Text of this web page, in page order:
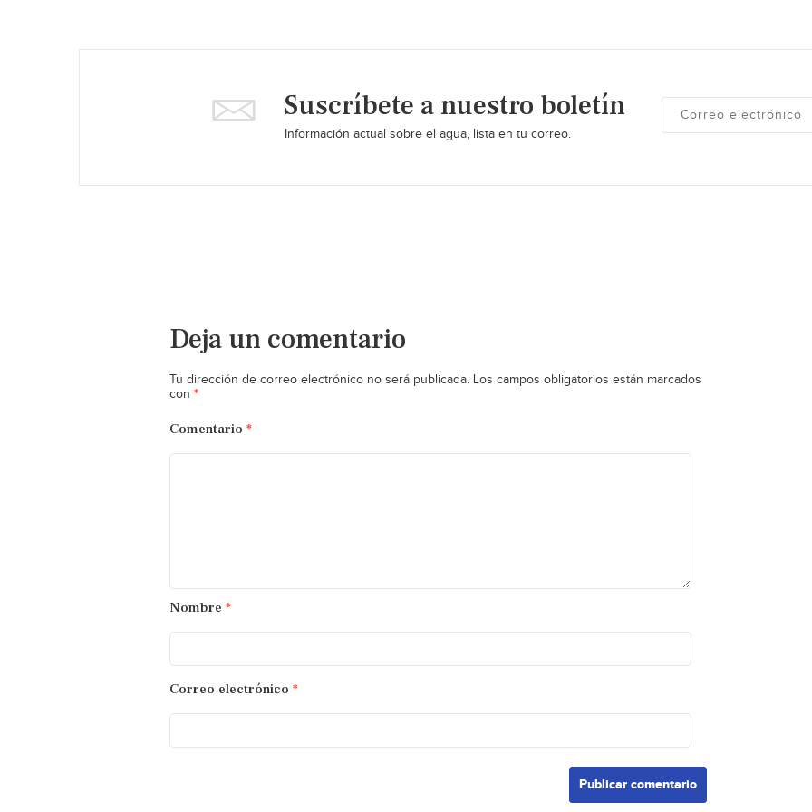
Suscríbete a nuestro boletín
Información actual sobre el agua, lista en tu correo.
Deja un comentario
Tu dirección de correo electrónico no será publicada. Los campos obligatorios están marcados
con *
Comentario *
Nombre *
Correo electrónico *